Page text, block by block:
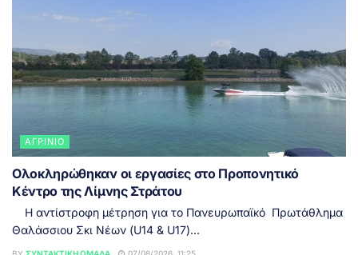
ΑΓΡΊΝΙΟ
Ολοκληρώθηκαν οι εργασίες στο Προπονητικό
Κέντρο της Λίμνης Στράτου
Η αντίστροφη μέτρηση για το Πανευρωπαϊκό Πρωτάθλημα
Θαλάσσιου Σκι Νέων (U14 & U17)...
BY ΣΥΝΤΑΚΤΙΚΉ ΟΜΆΔΑ 07/08/2026, 11:25